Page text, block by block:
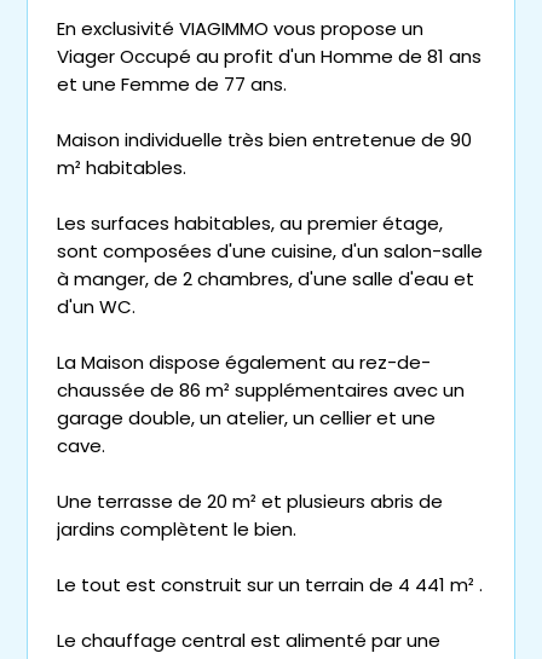
En exclusivité VIAGIMMO vous propose un
Viager Occupé au profit d'un Homme de 81 ans
et une Femme de 77 ans.
Maison individuelle très bien entretenue de 90
m² habitables.
Les surfaces habitables, au premier étage,
sont composées d'une cuisine, d'un salon-salle
à manger, de 2 chambres, d'une salle d'eau et
d'un WC.
La Maison dispose également au rez-de-
chaussée de 86 m² supplémentaires avec un
garage double, un atelier, un cellier et une
cave.
Une terrasse de 20 m² et plusieurs abris de
jardins complètent le bien.
Le tout est construit sur un terrain de 4 441 m² .
Le chauffage central est alimenté par une